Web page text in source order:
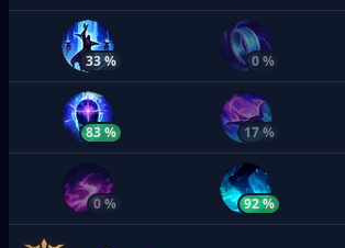
33 % 0 %
83 % 17 %
0 % 92 %